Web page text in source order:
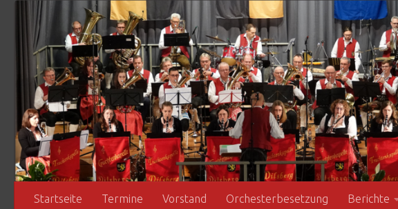
Zum Inhalt springen
Startseite Termine Vorstand Orchesterbesetzung Berichte